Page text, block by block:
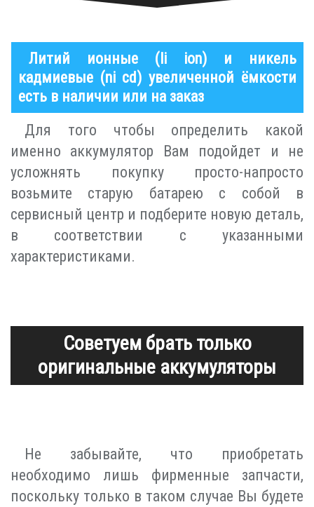
Литий ионные (li ion) и никель
кадмиевые (ni cd) увеличенной ёмкости
есть в наличии или на заказ
Для того чтобы определить какой
именно аккумулятор Вам подойдет и не
усложнять покупку просто-напросто
возьмите старую батарею с собой в
сервисный центр и подберите новую деталь,
в соответствии с указанными
характеристиками.
Советуем брать только
оригинальные аккумуляторы
Не забывайте, что приобретать
необходимо лишь фирменные запчасти,
поскольку только в таком случае Вы будете